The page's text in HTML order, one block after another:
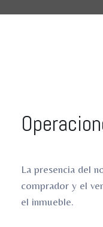
La presencia del
comprador y el
el inmueble.